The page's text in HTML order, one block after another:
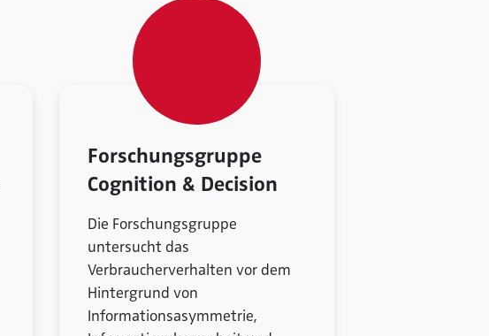
Forschungsgruppe
Cognition & Decision
Die Forschungsgruppe
untersucht das
Verbraucherverhalten vor dem
Hintergrund von
Informationsasymmetrie,